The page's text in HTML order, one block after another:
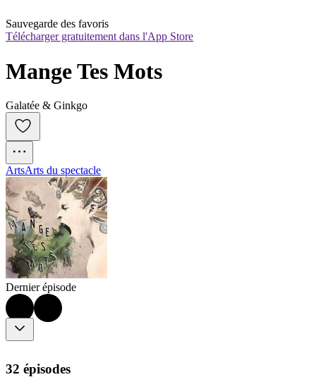
Sauvegarde des favoris
Télécharger gratuitement dans l'App Store
Mange Tes Mots
Galatée & Ginkgo
ArtsArts du spectacle
Dernier épisode
32 épisodes